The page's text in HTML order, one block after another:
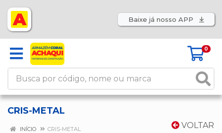
Baixe já nosso APP
0
CRIS-METAL
VOLTAR
INÍCIO CRIS-METAL